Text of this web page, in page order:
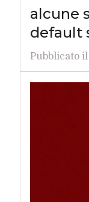
alcune
default
Pubblicato